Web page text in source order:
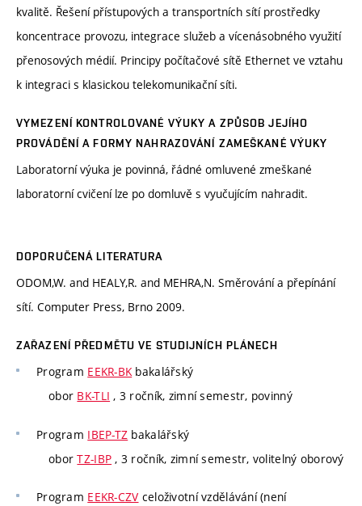
kvalitě. Řešení přístupových a transportních sítí prostředky
koncentrace provozu, integrace služeb a vícenásobného využití
přenosových médií. Principy počítačové sítě Ethernet ve vztahu
k integraci s klasickou telekomunikační síti.
VYMEZENÍ KONTROLOVANÉ VÝUKY A ZPŮSOB JEJÍHO
PROVÁDĚNÍ A FORMY NAHRAZOVÁNÍ ZAMEŠKANÉ VÝUKY
Laboratorní výuka je povinná, řádné omluvené zmeškané
laboratorní cvičení lze po domluvě s vyučujícím nahradit.
DOPORUČENÁ LITERATURA
ODOM,W. and HEALY,R. and MEHRA,N. Směrování a přepínání
sítí. Computer Press, Brno 2009.
ZAŘAZENÍ PŘEDMĚTU VE STUDIJNÍCH PLÁNECH
Program EEKR-BKbakalářský
obor BK-TLI , 3 ročník, zimní semestr, povinný
Program IBEP-TZ bakalářský
oborTZ-IBP , 3 ročník, zimní semestr, volitelný oborový
Program EEKR-CZV celoživotní vzdělávání (není